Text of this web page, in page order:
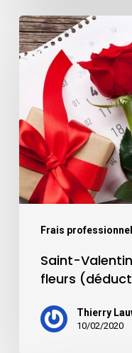
Frais
Saint-
fleurs
Thierry
10/02/2020